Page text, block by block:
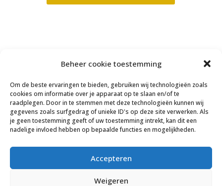
Beheer cookie toestemming
Om de beste ervaringen te bieden, gebruiken wij technologieën zoals
cookies om informatie over je apparaat op te slaan en/of te
raadplegen. Door in te stemmen met deze technologieën kunnen wij
gegevens zoals surfgedrag of unieke ID's op deze site verwerken. Als
je geen toestemming geeft of uw toestemming intrekt, kan dit een
nadelige invloed hebben op bepaalde functies en mogelijkheden.
Accepteren
Weigeren
Menu
InspiratieLab